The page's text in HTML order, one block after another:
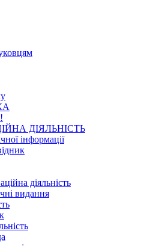
ДІЯЛЬНІСТЬ
інформації
діяльність
видання